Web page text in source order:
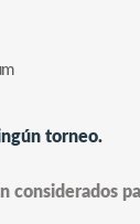
torneo.
considerados